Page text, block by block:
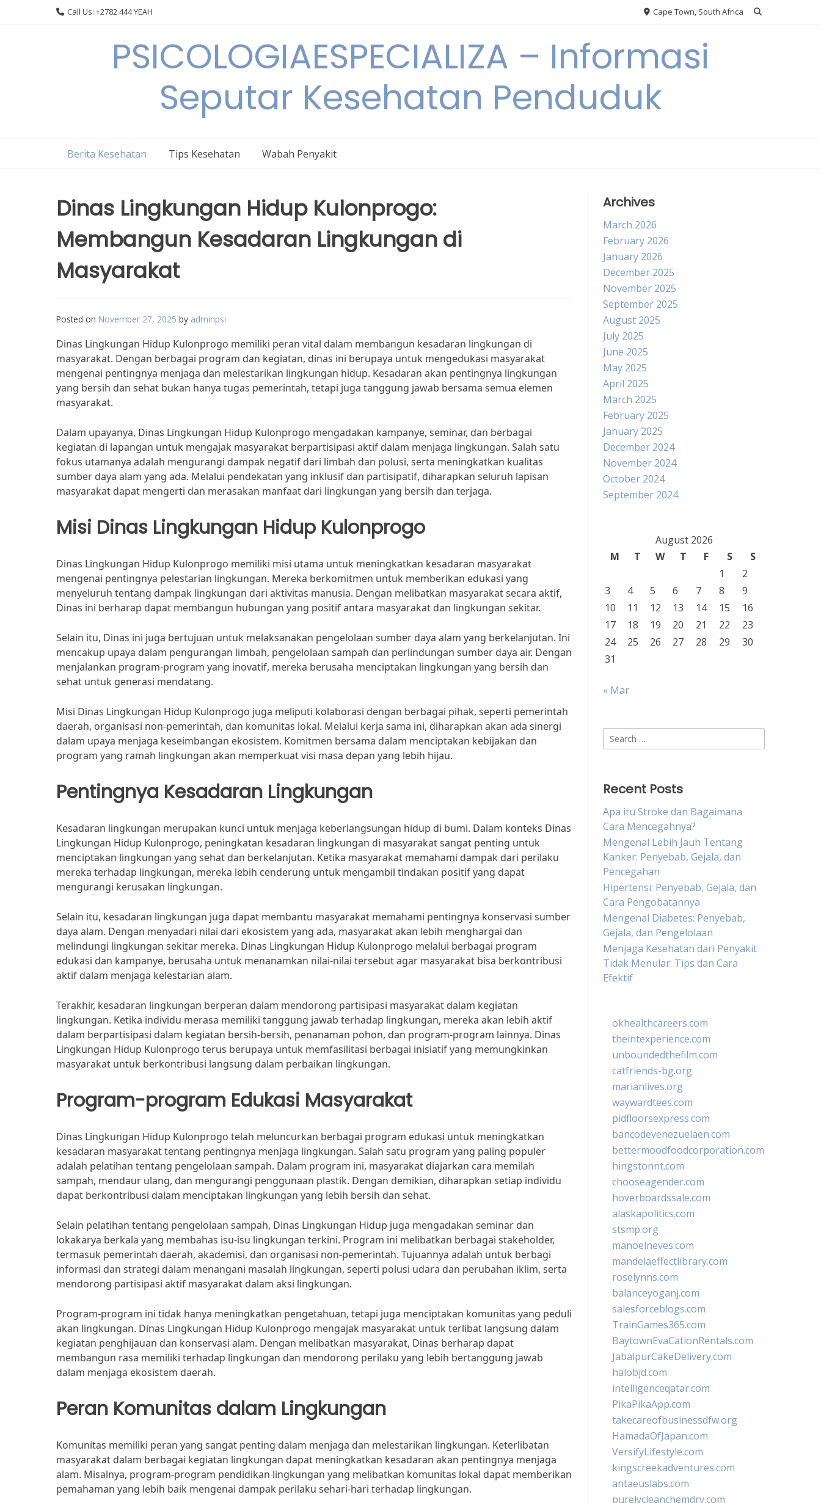
Call Us: +2782 444 YEAH Cape Town, South Africa
PSICOLOGIAESPECIALIZA – Informasi
Seputar Kesehatan Penduduk
Berita Kesehatan Tips Kesehatan Wabah Penyakit
Dinas Lingkungan Hidup Kulonprogo:
Membangun Kesadaran Lingkungan di
Masyarakat
Posted on November 27, 2025 by adminpsi
Dinas Lingkungan Hidup Kulonprogo memiliki peran vital dalam membangun kesadaran lingkungan di
masyarakat. Dengan berbagai program dan kegiatan, dinas ini berupaya untuk mengedukasi masyarakat
mengenai pentingnya menjaga dan melestarikan lingkungan hidup. Kesadaran akan pentingnya lingkungan
yang bersih dan sehat bukan hanya tugas pemerintah, tetapi juga tanggung jawab bersama semua elemen
masyarakat.
Dalam upayanya, Dinas Lingkungan Hidup Kulonprogo mengadakan kampanye, seminar, dan berbagai
kegiatan di lapangan untuk mengajak masyarakat berpartisipasi aktif dalam menjaga lingkungan. Salah satu
fokus utamanya adalah mengurangi dampak negatif dari limbah dan polusi, serta meningkatkan kualitas
sumber daya alam yang ada. Melalui pendekatan yang inklusif dan partisipatif, diharapkan seluruh lapisan
masyarakat dapat mengerti dan merasakan manfaat dari lingkungan yang bersih dan terjaga.
Misi Dinas Lingkungan Hidup Kulonprogo
Dinas Lingkungan Hidup Kulonprogo memiliki misi utama untuk meningkatkan kesadaran masyarakat
mengenai pentingnya pelestarian lingkungan. Mereka berkomitmen untuk memberikan edukasi yang
menyeluruh tentang dampak lingkungan dari aktivitas manusia. Dengan melibatkan masyarakat secara aktif,
Dinas ini berharap dapat membangun hubungan yang positif antara masyarakat dan lingkungan sekitar.
Selain itu, Dinas ini juga bertujuan untuk melaksanakan pengelolaan sumber daya alam yang berkelanjutan. Ini
mencakup upaya dalam pengurangan limbah, pengelolaan sampah dan perlindungan sumber daya air. Dengan
menjalankan program-program yang inovatif, mereka berusaha menciptakan lingkungan yang bersih dan
sehat untuk generasi mendatang.
Misi Dinas Lingkungan Hidup Kulonprogo juga meliputi kolaborasi dengan berbagai pihak, seperti pemerintah
daerah, organisasi non-pemerintah, dan komunitas lokal. Melalui kerja sama ini, diharapkan akan ada sinergi
dalam upaya menjaga keseimbangan ekosistem. Komitmen bersama dalam menciptakan kebijakan dan
program yang ramah lingkungan akan memperkuat visi masa depan yang lebih hijau.
Pentingnya Kesadaran Lingkungan
Kesadaran lingkungan merupakan kunci untuk menjaga keberlangsungan hidup di bumi. Dalam konteks Dinas
Lingkungan Hidup Kulonprogo, peningkatan kesadaran lingkungan di masyarakat sangat penting untuk
menciptakan lingkungan yang sehat dan berkelanjutan. Ketika masyarakat memahami dampak dari perilaku
mereka terhadap lingkungan, mereka lebih cenderung untuk mengambil tindakan positif yang dapat
mengurangi kerusakan lingkungan.
Selain itu, kesadaran lingkungan juga dapat membantu masyarakat memahami pentingnya konservasi sumber
daya alam. Dengan menyadari nilai dari ekosistem yang ada, masyarakat akan lebih menghargai dan
melindungi lingkungan sekitar mereka. Dinas Lingkungan Hidup Kulonprogo melalui berbagai program
edukasi dan kampanye, berusaha untuk menanamkan nilai-nilai tersebut agar masyarakat bisa berkontribusi
aktif dalam menjaga kelestarian alam.
Terakhir, kesadaran lingkungan berperan dalam mendorong partisipasi masyarakat dalam kegiatan
lingkungan. Ketika individu merasa memiliki tanggung jawab terhadap lingkungan, mereka akan lebih aktif
dalam berpartisipasi dalam kegiatan bersih-bersih, penanaman pohon, dan program-program lainnya. Dinas
Lingkungan Hidup Kulonprogo terus berupaya untuk memfasilitasi berbagai inisiatif yang memungkinkan
masyarakat untuk berkontribusi langsung dalam perbaikan lingkungan.
Program-program Edukasi Masyarakat
Dinas Lingkungan Hidup Kulonprogo telah meluncurkan berbagai program edukasi untuk meningkatkan
kesadaran masyarakat tentang pentingnya menjaga lingkungan. Salah satu program yang paling populer
adalah pelatihan tentang pengelolaan sampah. Dalam program ini, masyarakat diajarkan cara memilah
sampah, mendaur ulang, dan mengurangi penggunaan plastik. Dengan demikian, diharapkan setiap individu
dapat berkontribusi dalam menciptakan lingkungan yang lebih bersih dan sehat.
Selain pelatihan tentang pengelolaan sampah, Dinas Lingkungan Hidup juga mengadakan seminar dan
lokakarya berkala yang membahas isu-isu lingkungan terkini. Program ini melibatkan berbagai stakeholder,
termasuk pemerintah daerah, akademisi, dan organisasi non-pemerintah. Tujuannya adalah untuk berbagi
informasi dan strategi dalam menangani masalah lingkungan, seperti polusi udara dan perubahan iklim, serta
mendorong partisipasi aktif masyarakat dalam aksi lingkungan.
Program-program ini tidak hanya meningkatkan pengetahuan, tetapi juga menciptakan komunitas yang peduli
akan lingkungan. Dinas Lingkungan Hidup Kulonprogo mengajak masyarakat untuk terlibat langsung dalam
kegiatan penghijauan dan konservasi alam. Dengan melibatkan masyarakat, Dinas berharap dapat
membangun rasa memiliki terhadap lingkungan dan mendorong perilaku yang lebih bertanggung jawab
dalam menjaga ekosistem daerah.
Peran Komunitas dalam Lingkungan
Komunitas memiliki peran yang sangat penting dalam menjaga dan melestarikan lingkungan. Keterlibatan
masyarakat dalam berbagai kegiatan lingkungan dapat meningkatkan kesadaran akan pentingnya menjaga
alam. Misalnya, program-program pendidikan lingkungan yang melibatkan komunitas lokal dapat memberikan
pemahaman yang lebih baik mengenai dampak perilaku sehari-hari terhadap lingkungan.
Archives
March 2026
February 2026
January 2026
December 2025
November 2025
September 2025
August 2025
July 2025
June 2025
May 2025
April 2025
March 2025
February 2025
January 2025
December 2024
November 2024
October 2024
September 2024
August 2026
M
T W T F S
S
1
2
3
4 5 6 7 8
9
10
11 12 13 14 15
16
17
18 19 20 21 22
23
24
25 26 27 28 29
30
31
« Mar
Search
for:
Recent Posts
Apa itu Stroke dan Bagaimana
Cara Mencegahnya?
Mengenal Lebih Jauh Tentang
Kanker: Penyebab, Gejala, dan
Pencegahan
Hipertensi: Penyebab, Gejala, dan
Cara Pengobatannya
Mengenal Diabetes: Penyebab,
Gejala, dan Pengelolaan
Menjaga Kesehatan dari Penyakit
Tidak Menular: Tips dan Cara
Efektif
okhealthcareers.com
theintexperience.com
unboundedthefilm.com
catfriends-bg.org
marianlives.org
waywardtees.com
pidfloorsexpress.com
bancodevenezuelaen.com
bettermoodfoodcorporation.com
hingstonnt.com
chooseagender.com
hoverboardssale.com
alaskapolitics.com
stsmp.org
manoelneves.com
mandelaeffectlibrary.com
roselynns.com
balanceyoganj.com
salesforceblogs.com
TrainGames365.com
BaytownEvaCationRentals.com
JabalpurCakeDelivery.com
halobjd.com
intelligenceqatar.com
PikaPikaApp.com
takecareofbusinessdfw.org
HamadaOfJapan.com
VersifyLifestyle.com
kingscreekadventures.com
antaeuslabs.com
purelycleanchemdry.com